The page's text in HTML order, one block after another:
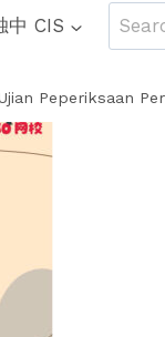
中 CIS
Search
for:
Peperiksaan